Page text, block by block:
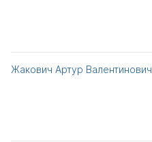
Жакович Артур Валентинович